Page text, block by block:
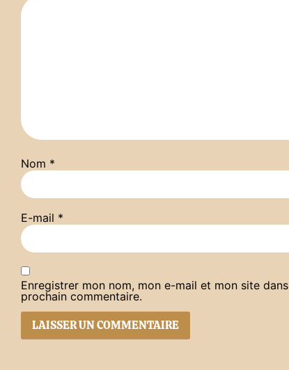
Nom *
E-mail *
Enregistrer mon nom, mon e-mail et mon site
prochain commentaire.